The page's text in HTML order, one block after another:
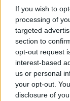
If you wish to
processing of
targeted
section to
opt-out request
interest-based
us or personal
your opt-out.
disclosure of
Κόσμος|
Αυτές
που
τον